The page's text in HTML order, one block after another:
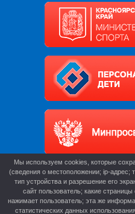
Мы используем cookies, которые
(сведения о местоположении; ip-адрес;
тип устройства и разрешение его
сайт пользователь; какие
нажимает пользователь; эта же
статистических данных